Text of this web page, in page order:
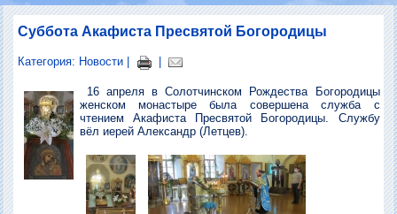
Суббота Акафиста Пресвятой Богородицы
Категория: Новости
16 апреля в Солотчинском Рождества Богородицы
женском монастыре была совершена служба с
чтением Акафиста Пресвятой Богородицы. Службу
вёл иерей Александр (Летцев).